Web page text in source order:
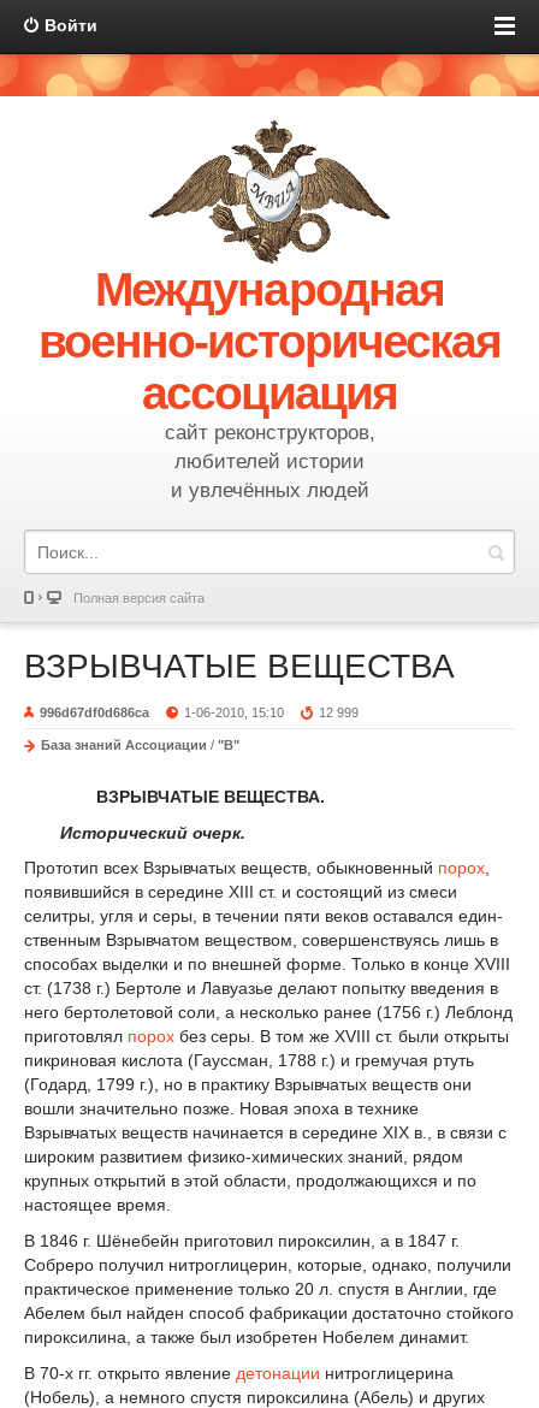
Войти
Международная
военно-историческая
ассоциация
сайт реконструкторов,
любителей истории
и увлечённых людей
Полная версия сайта
ВЗРЫВЧАТЫЕ ВЕЩЕСТВА
996d67df0d686ca 1-06-2010, 15:10 12 999
База знаний Ассоциации / "В"
ВЗРЫВЧАТЫЕ ВЕЩЕСТВА.
Истори­ческий очерк.
Прототип всех Взрывчатых веществ, обыкновенный порох,
появившийся в середине XIII ст. и состоящий из смеси
селитры, угля и серы, в течении пяти веков оставался един­
ственным Взрывчатом веществом, совершенствуясь лишь в
способах выделки и по внешней форме. Только в конце XVIII
ст. (1738 г.) Бертоле и Лавуазье делают попытку введения в
него бертолетовой соли, а несколько ранее (1756 г.) Леблонд
приготовлял порох без серы. В том же XVIII ст. были открыты
пикриновая кислота (Гауссман, 1788 г.) и гремучая ртуть
(Годард, 1799 г.), но в практику Взрывчатых веществ они
вошли значительно позже. Новая эпоха в тех­нике
Взрывчатых веществ начинается в середине XIX в., в связи с
широким развитием физико-химических знаний, рядом
крупных открытий в этой области, продолжающихся и по
настоящее время.
В 1846 г. Шёнебейн приготовил пироксилин, а в 1847 г.
Собреро получил нитроглицерин, которые, од­нако, получили
практическое применение только 20 л. спустя в Англии, где
Абелем был найден способ фабрикации достаточно стойкого
пирокси­лина, а также был изобретен Нобелем дина­мит.
В 70-х гг. открыто явление детонации нитроглицерина
(Нобель), а немного спустя пироксилина (Абель) и других